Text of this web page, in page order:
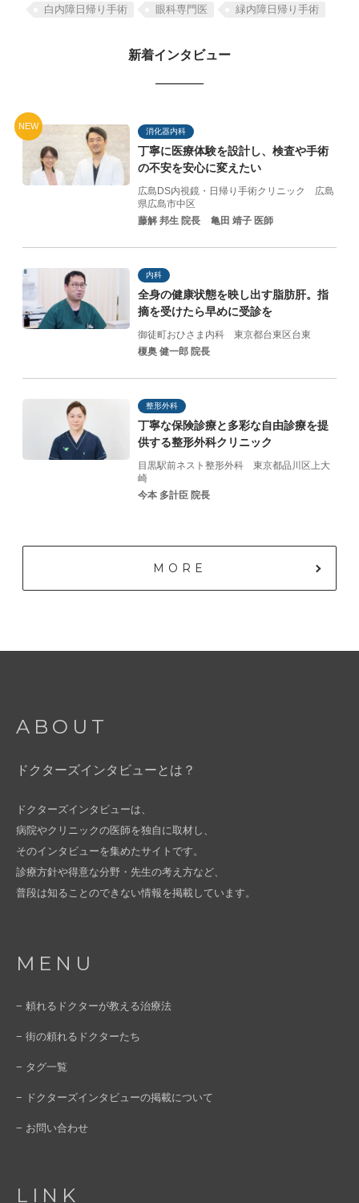
白内障日帰り手術 眼科専門医 緑内障日帰り手術
新着インタビュー
NEW
消化器内科
丁寧に医療体験を設計し、 検査や手術
の不安を安心に変えたい
広島DS内視鏡・日帰り手術クリニック 広島
県広島市中区
藤解 邦生 院長
亀田 靖子 医師
内科
全身の健康状態を映し出す脂肪肝。指
摘を受けたら早めに受診を
御徒町おひさま内科 東京都台東区台東
榎奥 健一郎 院長
整形外科
丁寧な保険診療と多彩な自由診療を提
供する整形外科クリニック
目黒駅前ネスト整形外科 東京都品川区上大
崎
今本 多計臣 院長
MORE
ABOUT
ドクターズインタビューとは？
ドクターズインタビューは、
病院やクリニックの医師を独自に取材し、
そのインタビューを集めたサイトです。
診療方針や得意な分野・先生の考え方など、
普段は知ることのできない情報を掲載しています。
MENU
− 頼れるドクターが教える治療法
− 街の頼れるドクターたち
− タグ一覧
− ドクターズインタビューの掲載について
− お問い合わせ
LINK